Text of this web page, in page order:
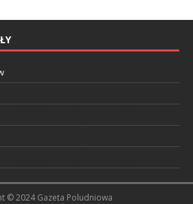
© 2024 Gazeta Poludniowa